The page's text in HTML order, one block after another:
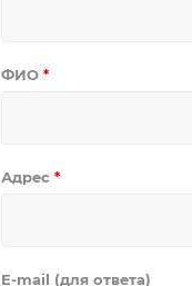
ФИО *
Адрес *
E-mail (для ответа)